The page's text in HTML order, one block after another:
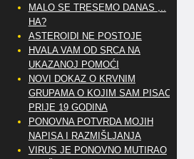
MALO SE TRESEMO DANAS ,..
HA?
ASTEROIDI NE POSTOJE
HVALA VAM OD SRCA NA
UKAZANOJ POMOĆI
NOVI DOKAZ O KRVNIM
GRUPAMA O KOJIM SAM PISAO
PRIJE 19 GODINA
PONOVNA POTVRDA MOJIH
NAPISA I RAZMIŠLJANJA
VIRUS JE PONOVNO MUTIRAO